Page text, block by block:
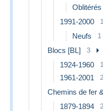
Oblitérés
1991-2000 1
Neufs 1
Blocs [BL] 3
1924-1960 1
1961-2001 2
Chemins de fer
1879-1894 2